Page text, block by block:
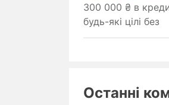
300 000 ₴ в
будь-які цілі без
Останні